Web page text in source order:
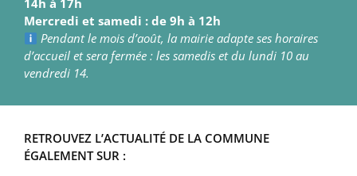
14h à 17h
Mercredi et samedi : de 9h à 12h
Pendant le mois d’août, la mairie adapte ses horaires
d’accueil et sera fermée : les samedis et du lundi 10 au
vendredi 14.
RETROUVEZ L’ACTUALITÉ DE LA COMMUNE
ÉGALEMENT SUR :